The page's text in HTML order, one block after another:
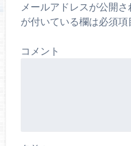
メールアドレスが公開さ
が付いている欄は必須項
コメント